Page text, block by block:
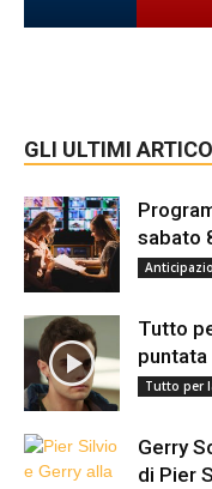
GLI ULTIMI
sabato
Tutto
Tutto per
Gerry
di Pier